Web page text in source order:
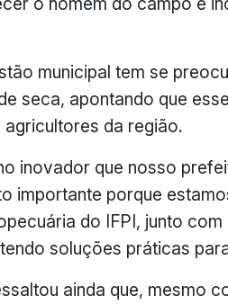
municipal tem se
seca, apontando que
da região.
inovador que nosso
importante porque
do IFPI, junto
soluções práticas
ainda que, mesmo